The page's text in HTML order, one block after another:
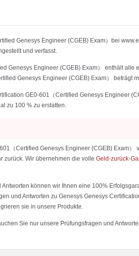
Genesys Engineer (CGEB) Exam）bei
und verfasst.
Genesys Engineer (CGEB) Exam） enthält
Genesys Engineer (CGEB) Exam） beträgt
GE0-601（Certified Genesys Engineer
zu 100 % zu erstatten.
（Certified Genesys Engineer (CGEB) Exam
zurück. Wir übernehmen die volle Geld-zurück-
können wir Ihnen eine 100%
und Antworten zu Genesys Genesys
sie in unsere Produkte.
Sie nur unsere Prüfungsfragen und